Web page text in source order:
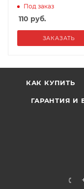
Под заказ
110 руб.
ЗАКАЗАТЬ
КАК КУПИТЬ
ГАРАНТИЯ И